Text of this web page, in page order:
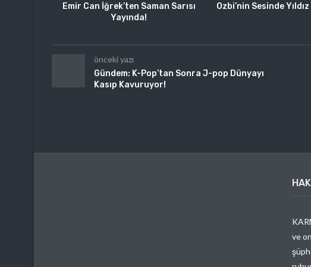
Emir Can İğrek’ten Saman Sarısı
Yayında!
Ozbi’nin Sesinde
önceki yazı
Gündem: K-Pop’tan Sonra J-pop Dünyayı
Kasıp Kavuruyor!
ve